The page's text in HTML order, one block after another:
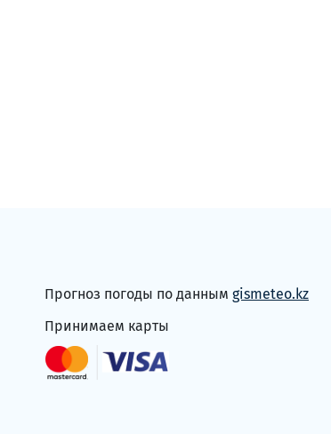
Прогноз погоды по данным gismeteo.kz
Принимаем карты